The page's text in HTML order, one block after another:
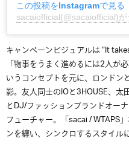
この投稿をInstagramで見る
sacaiofficial(@sacaiofficial)
キャンペーンビジュアルは “It
「物事をうまく進めるには2人が
いうコンセプトを元に、ロンド
影。友人同士のIOと3HOUSE、太
とDJ/ファッションブランドオー
フューチャー。「sacai/ WTAPS
ンを纏い、シンクロするスタイル